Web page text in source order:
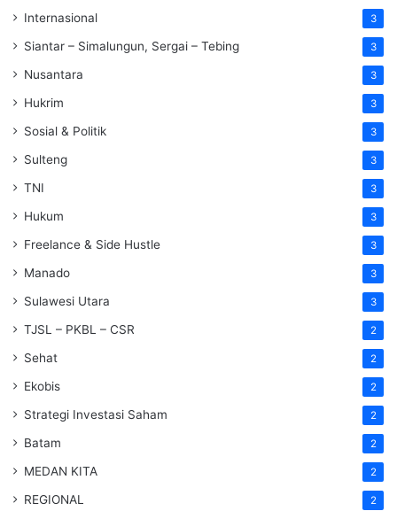
Internasional 3
Siantar – Simalungun, Sergai – Tebing 3
Nusantara 3
Hukrim 3
Sosial & Politik 3
Sulteng 3
TNI 3
Hukum 3
Freelance & Side Hustle 3
Manado 3
Sulawesi Utara 3
TJSL – PKBL – CSR 2
Sehat 2
Ekobis 2
Strategi Investasi Saham 2
Batam 2
MEDAN KITA 2
REGIONAL 2